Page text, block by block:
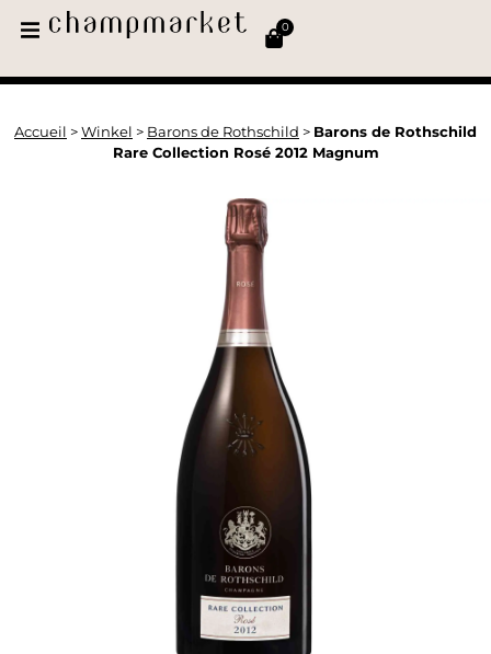
0
Accueil > Winkel > Barons de Rothschild > Barons de Rothschild
Rare Collection Rosé 2012 Magnum